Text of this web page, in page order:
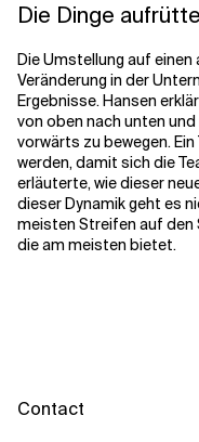
Die Dinge
Die Umstellung auf
Veränderung in der
Ergebnisse. Hansen
von oben nach unten
vorwärts zu bewegen.
werden, damit sich die
erläuterte, wie dieser
dieser Dynamik geht es
meisten Streifen auf den
die am meisten bietet.
Contact